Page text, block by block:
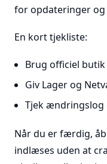
for opdateringer og
En kort tjekliste:
Brug officiel
Giv Lager og
Tjek ændringslog
Når du er færdig,
indlæses uden at